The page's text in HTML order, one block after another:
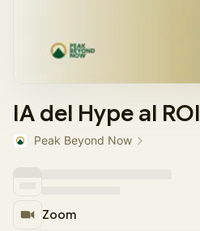
IA del Hype al ROI
Peak Beyond Now
Zoom